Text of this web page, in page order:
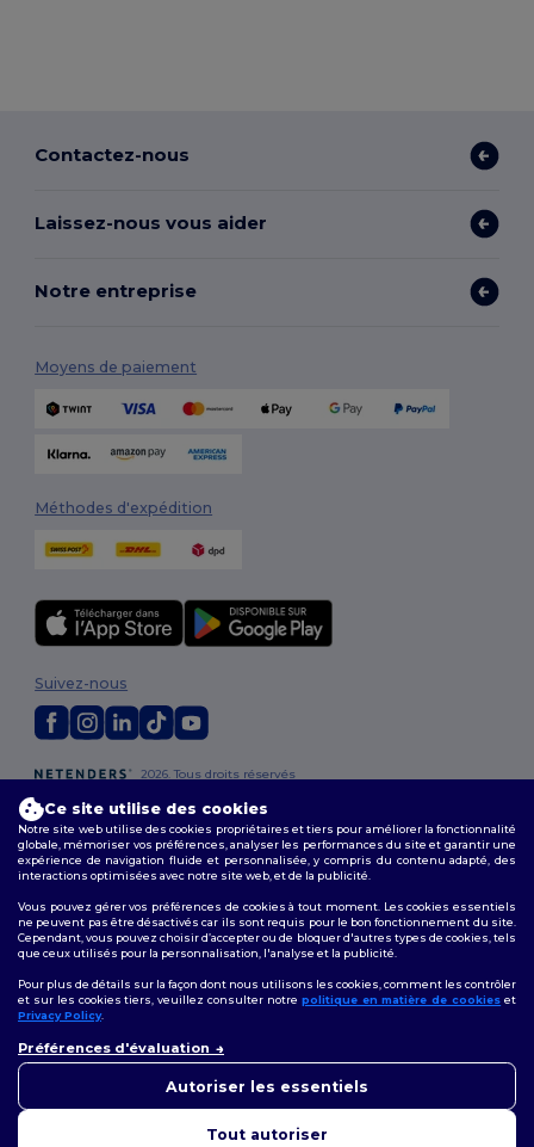
Contactez-nous
Laissez-nous vous aider
Notre entreprise
Moyens de paiement
Méthodes d'expédition
2026. Tous droits réservés
Conditions Générales
Confidentialité|Politique de Cookies|
Suivez-nous
Ce site utilise des cookies
Notre site web utilise des cookies propriétaires et tiers pour améliorer la fonctionnalité
globale, mémoriser vos préférences, analyser les performances du site et garantir une
expérience de navigation fluide et personnalisée, y compris du contenu adapté, des
interactions optimisées avec notre site web, et de la publicité.
Vous pouvez gérer vos préférences de cookies à tout moment. Les cookies essentiels
ne peuvent pas être désactivés car ils sont requis pour le bon fonctionnement du site.
Cependant, vous pouvez choisir d’accepter ou de bloquer d'autres types de cookies, tels
que ceux utilisés pour la personnalisation, l'analyse et la publicité.
Pour plus de détails sur la façon dont nous utilisons les cookies, comment les contrôler
et sur les cookies tiers, veuillez consulter notre politique en matière de cookies et
Privacy Policy.
Préférences d'évaluation
Autoriser les essentiels
Tout autoriser
pouvez nous contacter à tout
pour vous aider.